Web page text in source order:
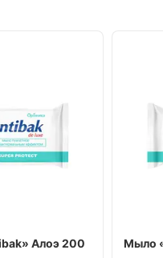
Алоэ 200
Мыло